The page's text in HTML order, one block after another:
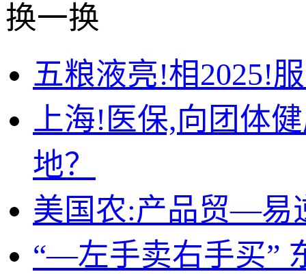
换一换
五粮液亮!相2025!
上海!医保,向团体
地？
美国农:产品贸—易
“—左手卖右手买”